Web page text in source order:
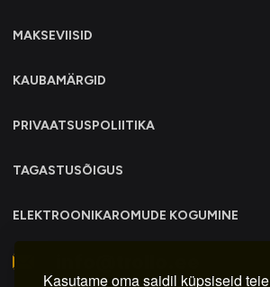
Kasutame oma saidil küpsiseid teie
MAKSEVIISID
KAUBAMÄRGID
PRIVAATSUSPOLIITIKA
TAGASTUSÕIGUS
ELEKTROONIKAROMUDE KOGUMINE